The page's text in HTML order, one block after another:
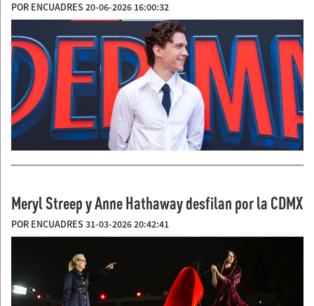
POR ENCUADRES 20-06-2026 16:00:32
Meryl Streep y Anne Hathaway desfilan por la CDMX
POR ENCUADRES 31-03-2026 20:42:41